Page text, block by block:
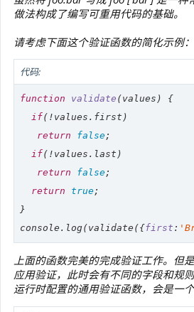
做法构成了编写可重用代码的基础。
请考虑下面这个验证函数的简化示例：
代码:
function validate (values ) {
if(!values.first)
return
false;
if(!values.last)
return
false;
return
true;
console .log(validate({first :
上面的函数完美的完成验证工作。但
应用验证，此时会有不同的字段和规
运行时配置的通用验证函数，会是一个